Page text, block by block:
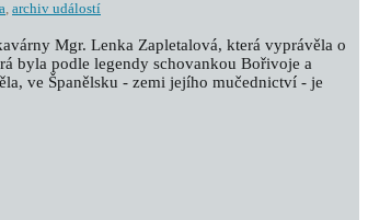
, archiv událostí
Mgr. Lenka Zapletalová, která vyprávěla o
byla podle legendy schovankou Bořivoje a
ve Španělsku - zemi jejího mučednictví - je